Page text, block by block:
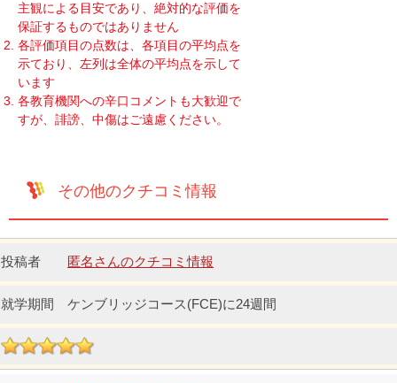
主観による目安であり、絶対的な評価を
保証するものではありません
各評価項目の点数は、各項目の平均点を
示ており、左列は全体の平均点を示して
います
各教育機関への辛口コメントも大歓迎で
すが、誹謗、中傷はご遠慮ください。
その他のクチコミ情報
匿名さんのクチコミ情報
ケンブリッジコース(FCE)に24週間